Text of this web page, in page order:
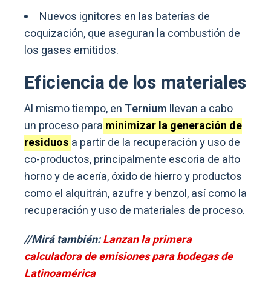
Nuevos ignitores en las baterías de
coquización, que aseguran la combustión de
los gases emitidos.
Eficiencia de los materiales
Al mismo tiempo, en Ternium llevan a cabo
un proceso para minimizar la generación de
residuos a partir de la recuperación y uso de
co-productos, principalmente escoria de alto
horno y de acería, óxido de hierro y productos
como el alquitrán, azufre y benzol, así como la
recuperación y uso de materiales de proceso.
//Mirá también:Lanzan la primera
calculadora de emisiones para bodegas de
Latinoamérica